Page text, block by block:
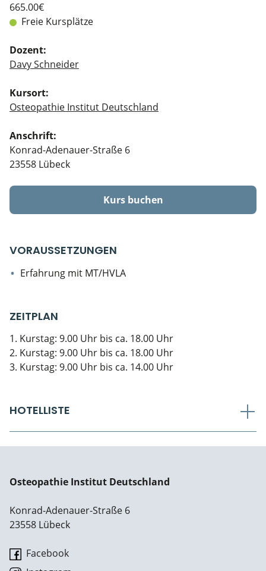
665.00€
Freie Kursplätze
Dozent:
Davy Schneider
Kursort:
Osteopathie Institut Deutschland
Anschrift:
Konrad-Adenauer-Straße 6
23558 Lübeck
Kurs buchen
VORAUSSETZUNGEN
Erfahrung mit MT/HVLA
ZEITPLAN
1. Kurstag: 9.00 Uhr bis ca. 18.00 Uhr
2. Kurstag: 9.00 Uhr bis ca. 18.00 Uhr
3. Kurstag: 9.00 Uhr bis ca. 14.00 Uhr
HOTELLISTE
Osteopathie Institut Deutschland
Konrad-Adenauer-Straße 6
23558 Lübeck
Facebook